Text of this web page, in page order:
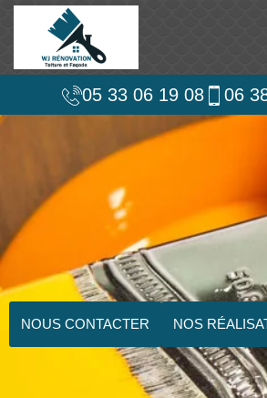
05 33 06 19 08 06
NOUS CONTACTER NOS